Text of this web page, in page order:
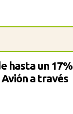
hasta un 17%
a través